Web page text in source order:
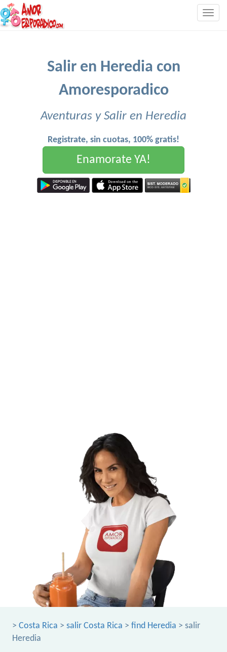
Salir en Heredia con
Amoresporadico
Aventuras y Salir en Heredia
Registrate, sin cuotas, 100% gratis!
Enamorate YA!
> Costa Rica > salir Costa Rica > find Heredia > salir
Heredia